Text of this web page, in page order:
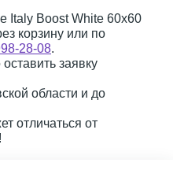
Italy Boost White 60x60
корзину или по
28-08.
заявку
области и до
отличаться от